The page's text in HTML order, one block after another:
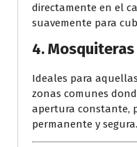
directamente en el
suavemente para
4.
Ideales para
zonas comunes
apertura constante,
permanente y segura.